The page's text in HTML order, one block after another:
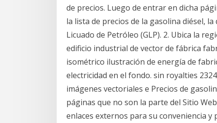
de precios. Luego de entrar en dicha
la lista de precios de la gasolina diésel,
Licuado de Petróleo (GLP). 2. Ubica la
edificio industrial de vector de fábrica
isométrico ilustración de energía de
electricidad en el fondo. sin royalties
imágenes vectoriales e Precios de
páginas que no son la parte del Sitio
enlaces externos para su conveniencia